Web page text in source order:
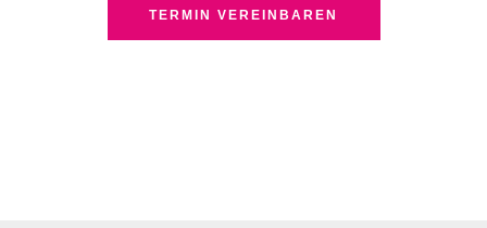
TERMIN VEREINBAREN